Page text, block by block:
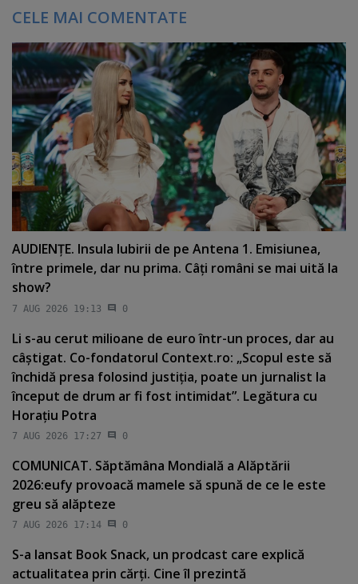
CELE MAI COMENTATE
AUDIENŢE. Insula Iubirii de pe Antena 1. Emisiunea,
între primele, dar nu prima. Câţi români se mai uită la
show?
7 AUG 2026 19:13 0
Li s-au cerut milioane de euro într-un proces, dar au
câştigat. Co-fondatorul Context.ro: „Scopul este să
închidă presa folosind justiţia, poate un jurnalist la
început de drum ar fi fost intimidat”. Legătura cu
Horaţiu Potra
7 AUG 2026 17:27 0
COMUNICAT. Săptămâna Mondială a Alăptării
2026:eufy provoacă mamele să spună de ce le este
greu să alăpteze
7 AUG 2026 17:14 0
S-a lansat Book Snack, un prodcast care explică
actualitatea prin cărţi. Cine îl prezintă